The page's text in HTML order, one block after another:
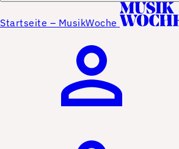
Startseite – MusikWoche